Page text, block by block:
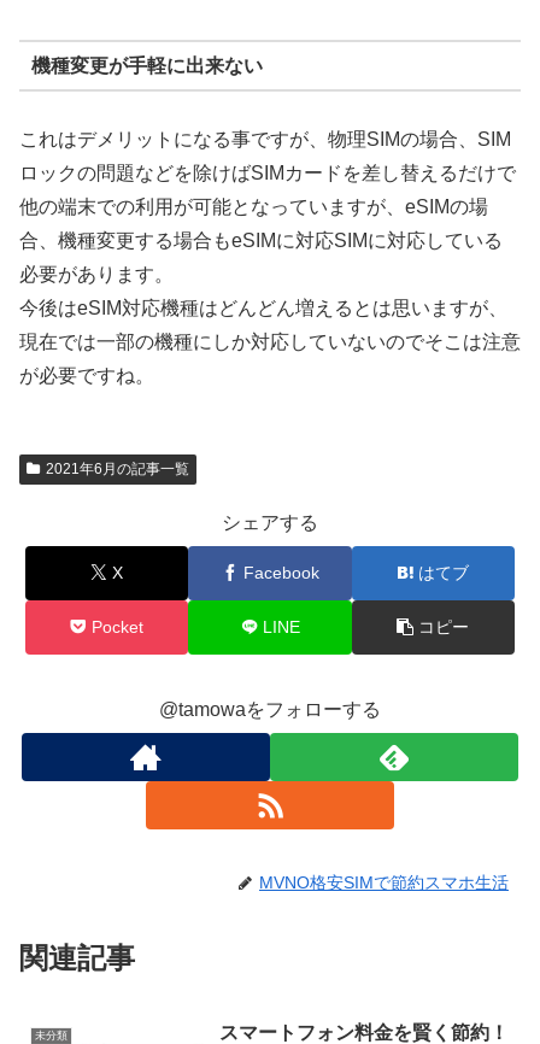
機種変更が手軽に出来ない
これはデメリットになる事ですが、物理SIMの場合、SIM
ロックの問題などを除けばSIMカードを差し替えるだけで
他の端末での利用が可能となっていますが、eSIMの場
合、機種変更する場合もeSIMに対応SIMに対応している
必要があります。
今後はeSIM対応機種はどんどん増えるとは思いますが、
現在では一部の機種にしか対応していないのでそこは注意
が必要ですね。
2021年6月の記事一覧
シェアする
X Facebook はてブ
Pocket LINE コピー
@tamowaをフォローする
MVNO格安SIMで節約スマホ生活
関連記事
未分類
スマートフォン料金を賢く節約！